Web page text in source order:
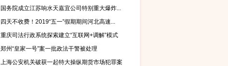
国务院成立江苏响水天嘉宜公司特别重大爆炸...
四天不收费！2019“五一”假期期间河北高速...
重庆司法行政系统探索建立“互联网+调解”模式
郑州“皇家一号”案一批政法干警被处理
上海公安机关破获一起特大操纵期货市场犯罪案